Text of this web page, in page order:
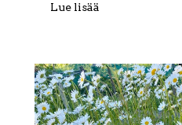
Lue lisää